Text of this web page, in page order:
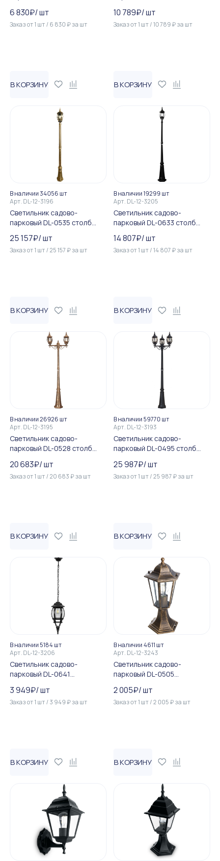
6 830₽/шт
Заказ от1 шт/ 6 830 ₽за шт
В КОРЗИНУ
10 789₽/шт
Заказ от1 шт/10 789 ₽за шт
В КОРЗИНУ
В наличии 34056 шт
Арт. DL-12-3196
Светильник садово-
парковый DL-0535 столб
25 157₽/шт
Заказ от1 шт/25 157 ₽за шт
В КОРЗИНУ
В наличии 19299 шт
Арт. DL-12-3205
Светильник садово-
парковый DL-0633 столб
14 807₽/шт
Заказ от1 шт/14 807 ₽за шт
В КОРЗИНУ
В наличии 26926 шт
Арт. DL-12-3195
Светильник садово-
парковый DL-0528 столб
20 683₽/шт
Заказ от1 шт/20 683 ₽за шт
В КОРЗИНУ
В наличии 59770 шт
Арт. DL-12-3193
Светильник садово-
парковый DL-0495 столб
25 987₽/шт
Заказ от1 шт/25 987 ₽за шт
В КОРЗИНУ
В наличии 5184 шт
Арт. DL-12-3206
Светильник садово-
парковый DL-0641
3 949₽/шт
Заказ от1 шт/3 949 ₽за шт
В КОРЗИНУ
В наличии 4611 шт
Арт. DL-12-3243
Светильник садово-
парковый DL-0505
2 005₽/шт
Заказ от1 шт/2 005 ₽за шт
В КОРЗИНУ